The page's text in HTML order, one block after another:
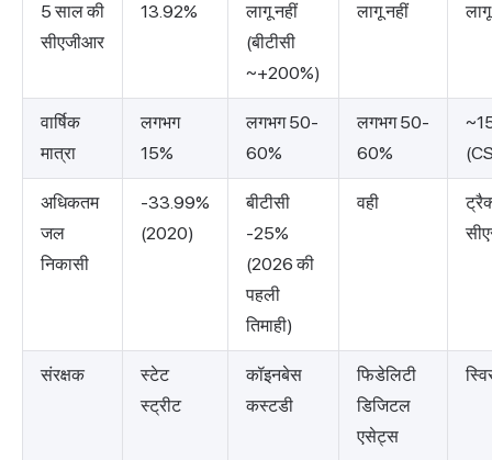
5 साल की
सीएजीआर
13.92%
लागू नहीं
(बीटीसी
~+200%)
लागू नहीं
वार्षिक
मात्रा
लगभग
15%
लगभग 50-
60%
लगभग 50-
60%
अधिकतम
जल
निकासी
-33.99%
(2020)
बीटीसी
-25%
(2026 की
पहली
तिमाही)
वही
संरक्षक
स्टेट
स्ट्रीट
कॉइनबेस
कस्टडी
फिडेलिटी
डिजिटल
एसेट्स